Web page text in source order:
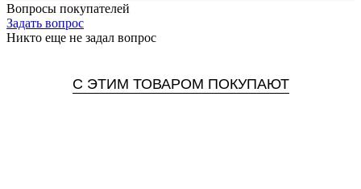
Вопросы покупателей
Задать вопрос
Никто еще не задал вопрос
С ЭТИМ ТОВАРОМ ПОКУПАЮТ